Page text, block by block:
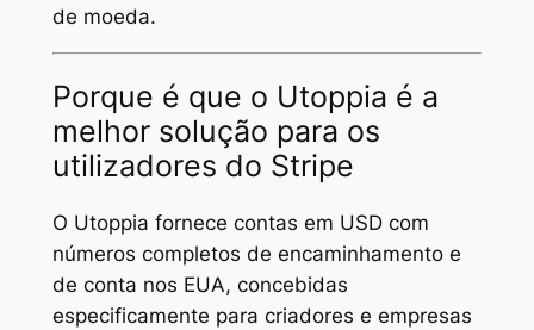
de moeda.
Porque é que o Utoppia é a
melhor solução para os
utilizadores do Stripe
O Utoppia fornece contas em USD com
números completos de encaminhamento e
de conta nos EUA, concebidas
especificamente para criadores e empresas